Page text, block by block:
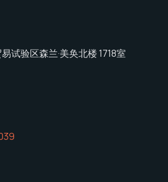
试验区森兰·美奂北楼 1718室